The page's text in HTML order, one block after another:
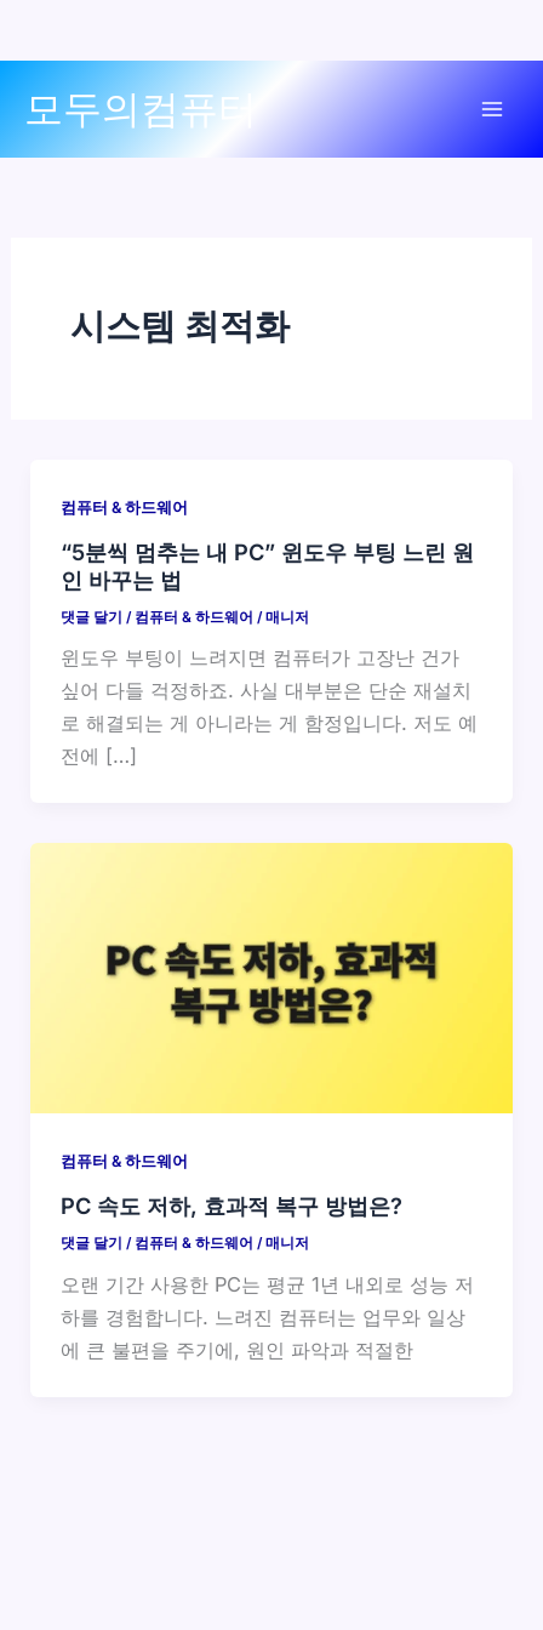
모두의컴퓨터
시스템 최적화
컴퓨터 & 하드웨어
“5분씩 멈추는 내 PC” 윈도우 부팅 느린 원
인 바꾸는 법
댓글 달기 / 컴퓨터 & 하드웨어 /매니저
윈도우 부팅이 느려지면 컴퓨터가 고장난 건가
싶어 다들 걱정하죠. 사실 대부분은 단순 재설치
로 해결되는 게 아니라는 게 함정입니다. 저도 예
전에 […]
컴퓨터 & 하드웨어
PC 속도 저하, 효과적 복구 방법은?
댓글 달기 / 컴퓨터 & 하드웨어 /매니저
오랜 기간 사용한 PC는 평균 1년 내외로 성능 저
하를 경험합니다. 느려진 컴퓨터는 업무와 일상
에 큰 불편을 주기에, 원인 파악과 적절한